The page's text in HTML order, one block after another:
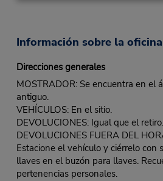
Información sobre la oficina
Direcciones generales
MOSTRADOR: Se encuentra en el
antiguo.
VEHÍCULOS: En el sitio.
DEVOLUCIONES: Igual que el retiro.
DEVOLUCIONES FUERA DEL
Estacione el vehículo y ciérrelo con
llaves en el buzón para llaves.
pertenencias personales.